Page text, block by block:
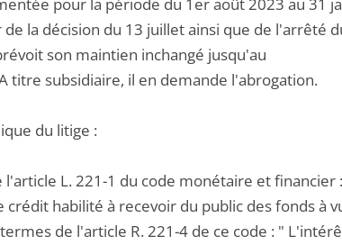
pour la période du 1er août 2023 au 31
de la décision du 13 juillet ainsi que de l'arrêté
son maintien inchangé jusqu'au
titre subsidiaire, il en demande l'abrogation.
du litige :
l'article L. 221-1 du code monétaire et
crédit habilité à recevoir du public des fonds à
de l'article R. 221-4 de ce code : "